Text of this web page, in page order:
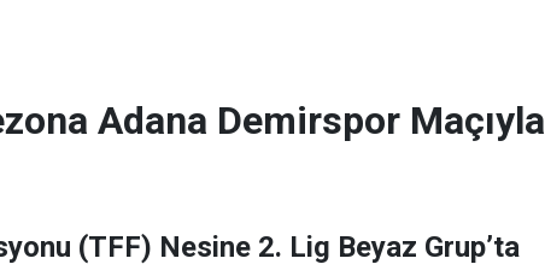
Adana Demirspor Maçıyla
(TFF) Nesine 2. Lig Beyaz Grup’ta